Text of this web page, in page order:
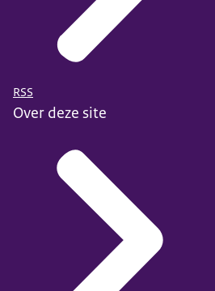
RSS
Over deze site